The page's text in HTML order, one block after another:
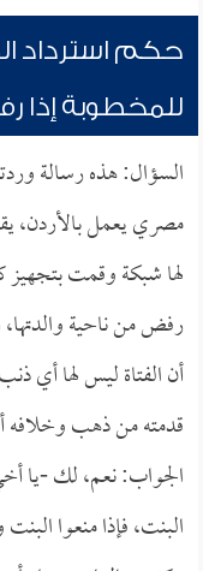
حكم استرداد
للمخطوبة إذا
السؤال: هذه رسالة
مصري يعمل بالأردن،
لها شبكة وقمت
رفض من ناحية
أن الفتاة ليس لها أي
قدمته من ذهب وخلافه
الجواب: نعم، لك -يا
البنت، فإذا منعوا